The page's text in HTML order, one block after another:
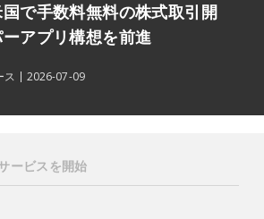
で手数料無料の株式取引開
アプリ構想を前進
ス 2026-07-09
ービスを開始